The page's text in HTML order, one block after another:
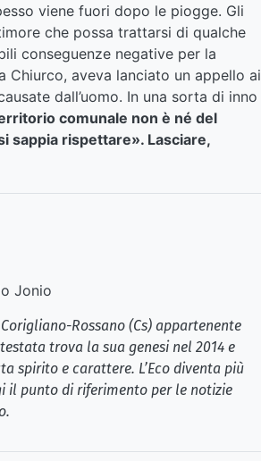
viene fuori dopo le piogge. Gli
che possa trattarsi di qualche
conseguenze negative per la
Chiurco, aveva lanciato un appello ai
dall’uomo. In una sorta di inno
comunale non è né del
sappia rispettare». Lasciare,
Jonio
Rossano (Cs) appartenente
trova la sua genesi nel 2014 e
spirito e carattere. L’Eco diventa più
il punto di riferimento per le notizie